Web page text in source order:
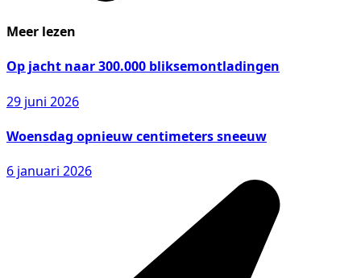
Meer lezen
Op jacht naar 300.000 bliksemontladingen
29 juni 2026
Woensdag opnieuw centimeters sneeuw
6 januari 2026